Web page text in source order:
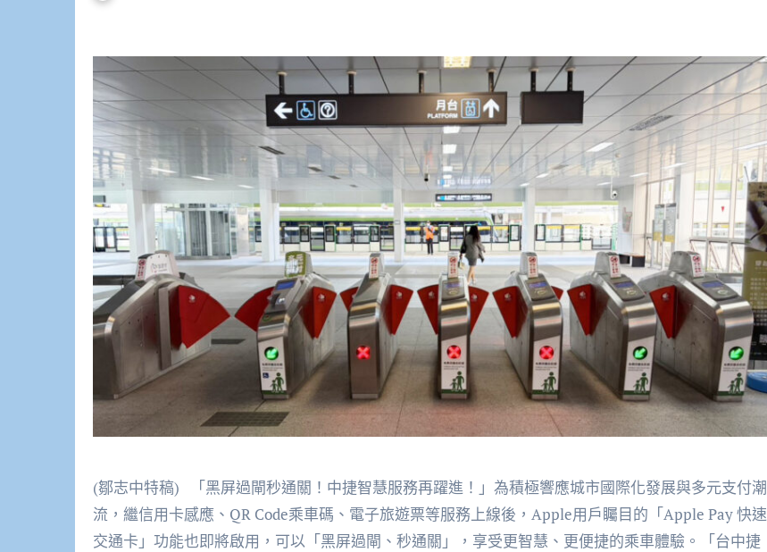
(鄒志中特稿) 「黑屏過閘秒通關！中捷智慧服務再躍進！」為積極響應城市國際化發展與多元支付潮
流，繼信用卡感應、QR Code乘車碼、電子旅遊票等服務上線後，Apple用戶矚目的「Apple Pay 快速
交通卡」功能也即將啟用，可以「黑屏過閘、秒通關」，享受更智慧、更便捷的乘車體驗。「台中捷